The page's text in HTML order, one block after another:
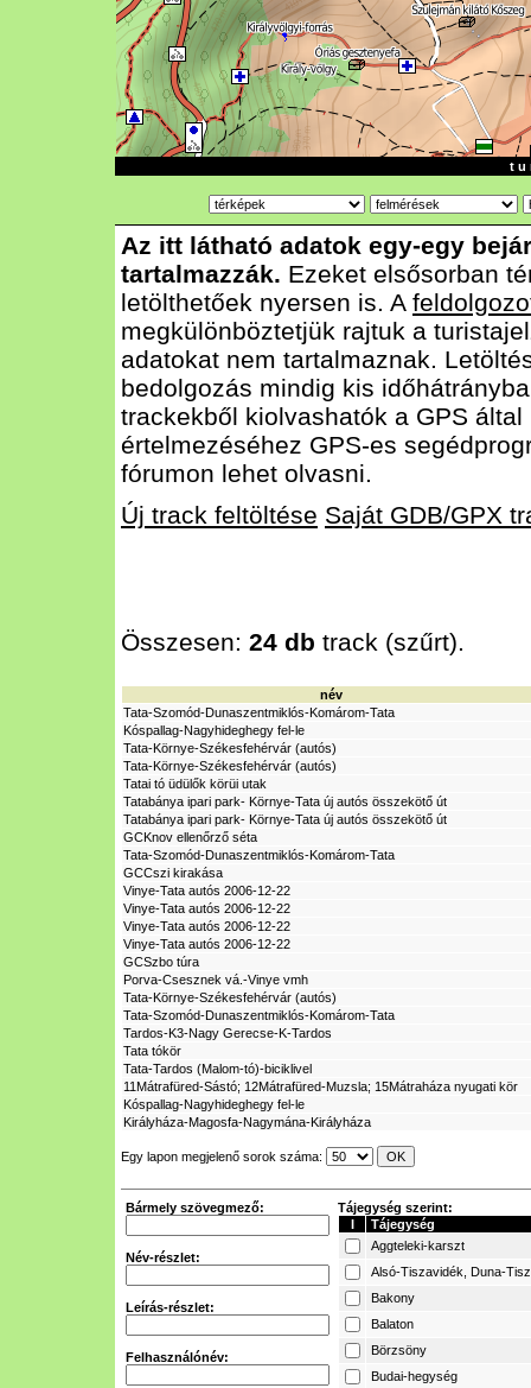
t u
Az itt látható adatok egy-egy
tartalmazzák. Ezeket elsősorban
letölthetőek nyersen is. A
megkülönböztetjük rajtuk a
adatokat nem tartalmaznak.
bedolgozás mindig kis
trackekből kiolvashatók a GPS
értelmezéséhez GPS-es
fórumon lehet olvasni.
Új track feltöltése Saját GDB/GPX
Összesen: 24 db track (szűrt).
név
Tata-Szomód-Dunaszentmiklós-Komárom-Tata
Kóspallag-Nagyhideghegy fel-le
Tata-Környe-Székesfehérvár (autós)
Tata-Környe-Székesfehérvár (autós)
Tatai tó üdülők körüi utak
Tatabánya ipari park- Környe-Tata új autós összekötő út
Tatabánya ipari park- Környe-Tata új autós összekötő út
GCKnov ellenőrző séta
Tata-Szomód-Dunaszentmiklós-Komárom-Tata
GCCszi kirakása
Vinye-Tata autós 2006-12-22
Vinye-Tata autós 2006-12-22
Vinye-Tata autós 2006-12-22
Vinye-Tata autós 2006-12-22
GCSzbo túra
Porva-Csesznek vá.-Vinye vmh
Tata-Környe-Székesfehérvár (autós)
Tata-Szomód-Dunaszentmiklós-Komárom-Tata
Tardos-K3-Nagy Gerecse-K-Tardos
Tata tókör
Tata-Tardos (Malom-tó)-biciklivel
11Mátrafüred-Sástó; 12Mátrafüred-Muzsla; 15Mátraháza nyugati kör
Kóspallag-Nagyhideghegy fel-le
Királyháza-Magosfa-Nagymána-Királyháza
Egy lapon megjelenő sorok száma:
Bármely szövegmező:
Név-részlet:
Leírás-részlet:
Felhasználónév:
Tájegység szerint:
I
Tájegység
Aggteleki-karszt
Alsó-Tiszavidék, Duna-
Bakony
Balaton
Börzsöny
Budai-hegység